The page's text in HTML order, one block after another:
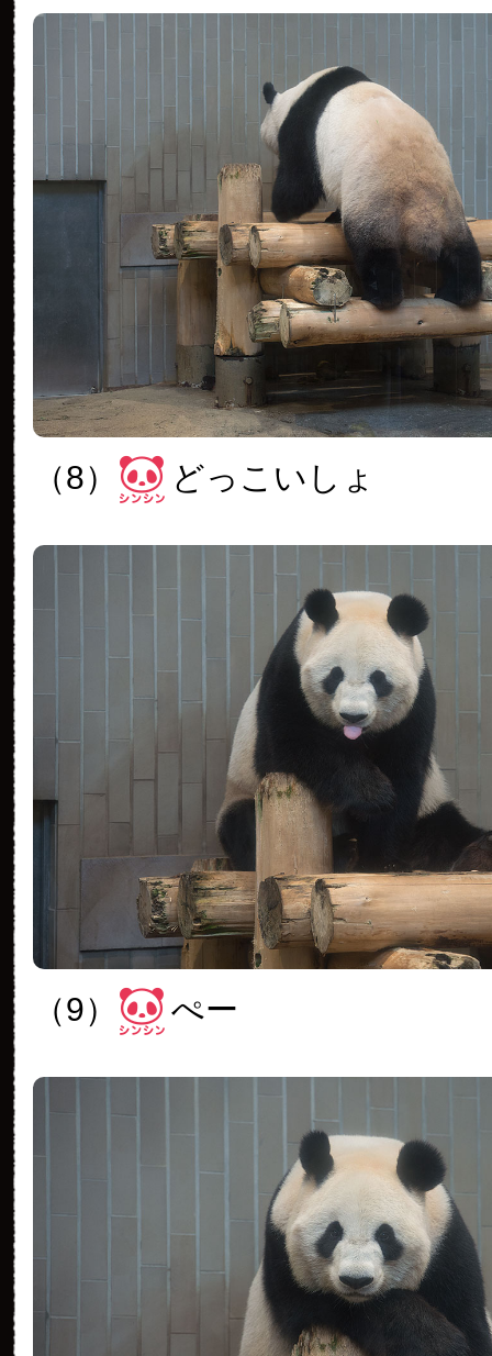
（8） どっこいしょ
（9） ぺー